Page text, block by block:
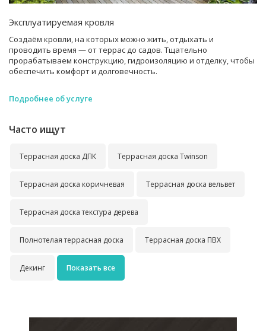
Эксплуатируемая кровля
Создаём кровли, на которых можно жить, отдыхать и
проводить время — от террас до садов. Тщательно
прорабатываем конструкцию, гидроизоляцию и отделку, чтобы
обеспечить комфорт и долговечность.
Подробнее об услуге
Часто ищут
Террасная доска ДПК Террасная доска Twinson
Террасная доска коричневая Террасная доска вельвет
Террасная доска текстура дерева
Полнотелая террасная доска Террасная доска ПВХ
Декинг Показать все